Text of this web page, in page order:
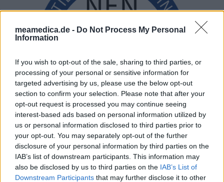
meamedica.de - Do Not Process My Personal
Information
If you wish to opt-out of the sale, sharing to third parties, or
processing of your personal or sensitive information for
targeted advertising by us, please use the below opt-out
section to confirm your selection. Please note that after your
opt-out request is processed you may continue seeing
interest-based ads based on personal information utilized by
us or personal information disclosed to third parties prior to
your opt-out. You may separately opt-out of the further
disclosure of your personal information by third parties on the
IAB’s list of downstream participants. This information may
also be disclosed by us to third parties on the IAB’s List of
Downstream Participants that may further disclose it to other